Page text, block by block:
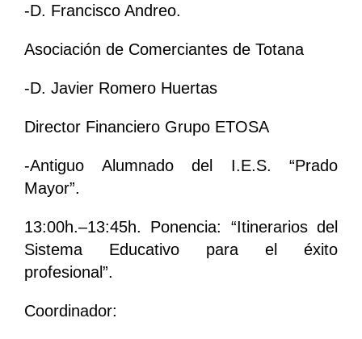
-D. Francisco Andreo.
Asociación de Comerciantes de Totana
-D. Javier Romero Huertas
Director Financiero Grupo ETOSA
-Antiguo Alumnado del I.E.S. “Prado
Mayor”.
13:00h.–13:45h. Ponencia: “Itinerarios del
Sistema Educativo para el éxito
profesional”.
Coordinador: